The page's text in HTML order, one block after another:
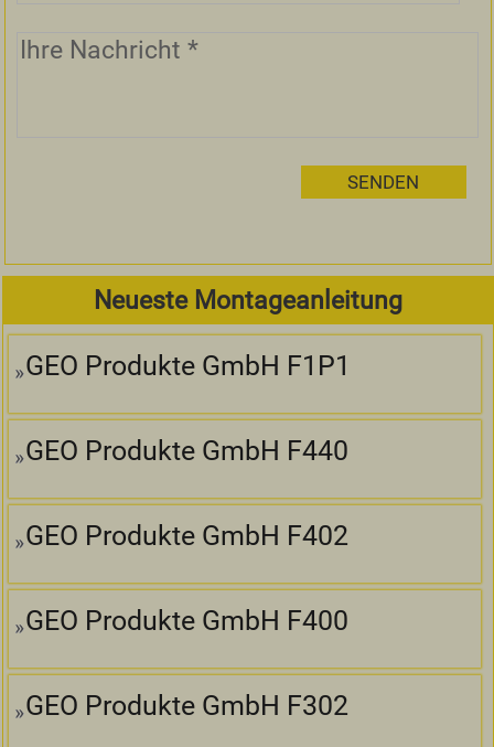
Neueste Montageanleitung
GEO Produkte GmbH F1P1
GEO Produkte GmbH F440
GEO Produkte GmbH F402
GEO Produkte GmbH F400
GEO Produkte GmbH F302